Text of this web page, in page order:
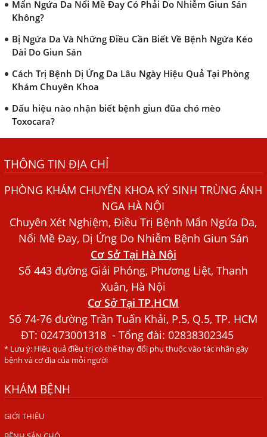
Mẩn Ngứa Da Nổi Mề Đay Có Phải Do Nhiễm Giun Sán
Không?
Bị Ngứa Da Và Những Điều Cần Biết Về Bệnh Ngứa Kéo
Dài Do Giun Sán
Cách Trị Bệnh Dị Ứng Da Lâu Ngày Hiệu Quả Tại Phòng
Khám Chuyên Khoa
Dấu hiệu nào nhận biết bệnh giun đũa chó mèo
Toxocara?
Bệnh Chàm Và Những Yếu Tố Liên Quan Đến Bệnh Giun
Sán
Dấu Hiệu Ngứa Da, Dị Ứng, Nổi Mề Đay Do Nhiễm Sán
Bác sĩ Nguyễn Ngọc Ánh Phòng Khám Ánh Nga Đề Tài
Nghiên Cứu Khoa
Xét Nghiệm Giun Sán Gồm Những Loại Nào? Chi Phí Bao
Người Đàn Ông Phát Ban Mẩn Đỏ Khắp Người, Sau Ba
Tháng Mới Tìm Ra Nguyên Nhân
Đau Mắt Đỏ, Nguyên Nhân Và Cách Điều Trị
HÀ NỘI – PHÁT BAN MẨN ĐỎ KHẮP NGƯỜI, ĐI KHÁM
Ăn hải sản sống, coi chừng nhiễm giun sán
TỔNG QUAN VỀ KÉM HẤP THU THỨC ĂN
THÔNG TIN ĐỊA CHỈ
PHÒNG KHÁM CHUYÊN KHOA KÝ SINH TRÙNG ÁNH
NGA HÀ NỘI
Chuyên Xét Nghiệm, Điều Trị Bệnh Mẩn Ngứa Da,
Nổi Mề Đay, Dị Ứng Do Nhiễm Bệnh Giun Sán
Cơ Sở Tại Hà Nội
Số 443 đường Giải Phóng, Phương Liệt, Thanh
Xuân, Hà Nội
Cơ Sở Tại TP.HCM
Số 74-76 đường Trần Tuấn Khải, P.5, Q.5, TP. HCM
ĐT:02473001318 - Tổng đài: 02838302345
* Lưu ý: Hiệu quả điều trị có thể thay đổi phụ thuộc vào tác nhân gây
bệnh và cơ địa của mỗi người
KHÁM BỆNH
GIỚI THIỆU